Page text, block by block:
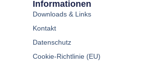
Informationen
Downloads & Links
Kontakt
Datenschutz
Cookie-Richtlinie (EU)